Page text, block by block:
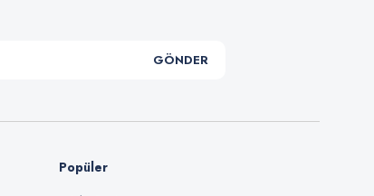
GÖNDER
Popüler